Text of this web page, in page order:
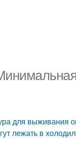
для выживания
лежать в